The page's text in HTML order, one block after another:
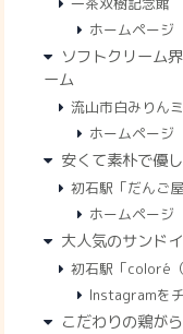
ホームページ
ソフトクリーム
ーム
流山市白みりん
ホームページ
安くて素朴で優
初石駅「だんご
ホームページ
大人気のサンド
初石駅「coloré
Instagramを
こだわりの鶏が